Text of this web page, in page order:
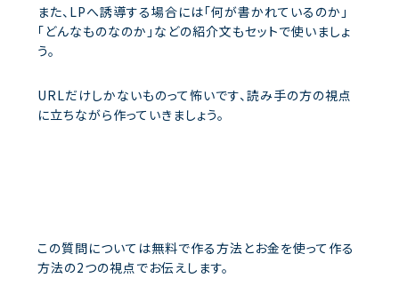
また、LPへ誘導する場合には「何が書かれているのか」
「どんなものなのか」などの紹介文もセットで使いましょ
う。
URLだけしかないものって怖いです、読み手の方の視点
に立ちながら作っていきましょう。
この質問については無料で作る方法とお金を使って作る
方法の2つの視点でお伝えします。